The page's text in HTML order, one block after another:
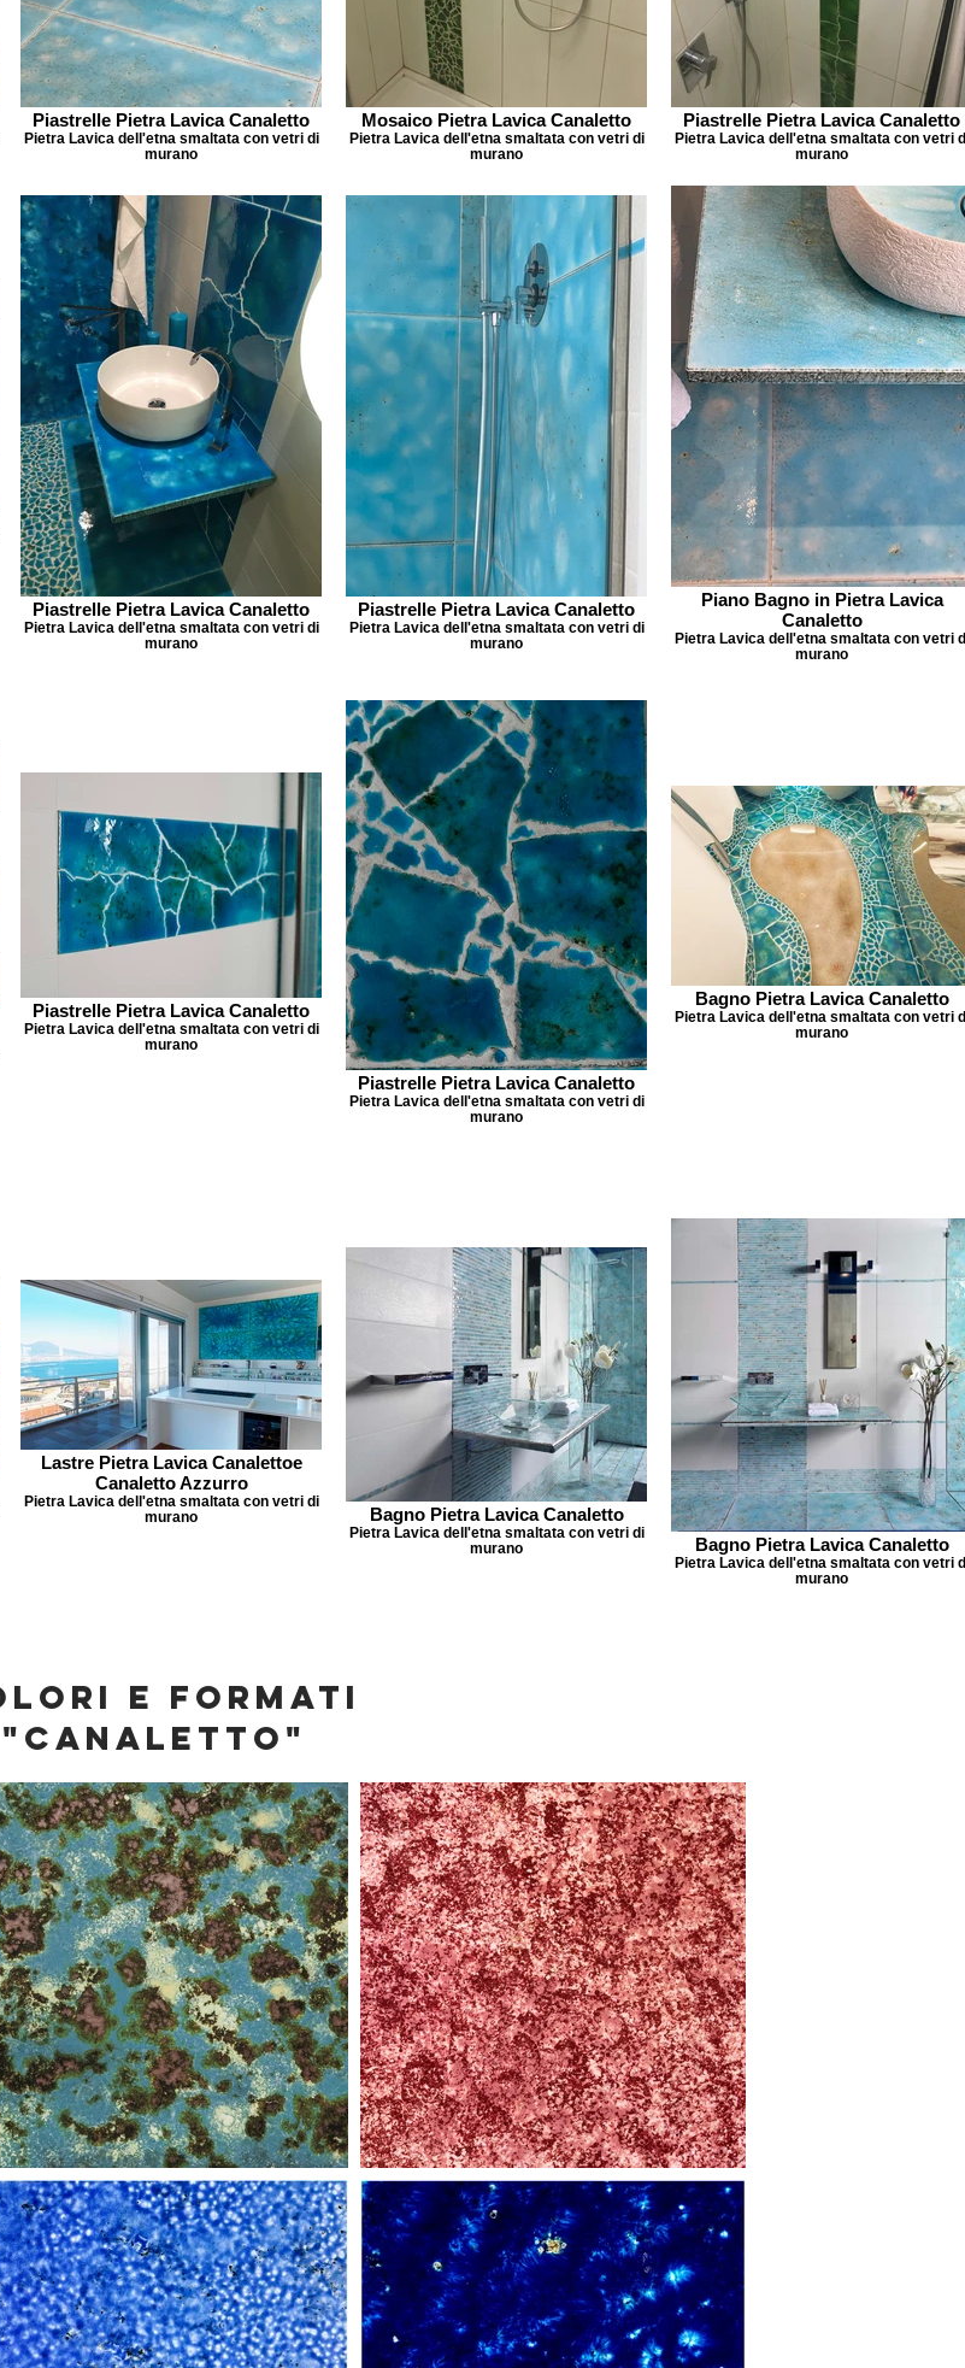
Piastrelle Pietra Lavica Canaletto
Pietra Lavica dell'etna smaltata con vetri di
murano
Mosaico Pietra Lavica Canaletto
Pietra Lavica dell'etna smaltata con vetri di
murano
Piastrelle Pietra Lavica Canaletto
Pietra Lavica dell'etna smaltata con vetri
murano
Piastrelle Pietra Lavica Canaletto
Pietra Lavica dell'etna smaltata con vetri di
murano
Piastrelle Pietra Lavica Canaletto
Pietra Lavica dell'etna smaltata con vetri di
murano
Piano Bagno in Pietra Lavica
Canaletto
Pietra Lavica dell'etna smaltata con vetri
murano
Piastrelle Pietra Lavica Canaletto
Pietra Lavica dell'etna smaltata con vetri di
murano
Piastrelle Pietra Lavica Canaletto
Pietra Lavica dell'etna smaltata con vetri di
murano
Bagno Pietra Lavica Canaletto
Pietra Lavica dell'etna smaltata con vetri
murano
Lastre Pietra Lavica Canalettoe
Canaletto Azzurro
Pietra Lavica dell'etna smaltata con vetri di
murano
Bagno Pietra Lavica Canaletto
Pietra Lavica dell'etna smaltata con vetri di
murano
Bagno Pietra Lavica Canaletto
Pietra Lavica dell'etna smaltata con vetri
murano
E FORMATI
"CANALETTO"